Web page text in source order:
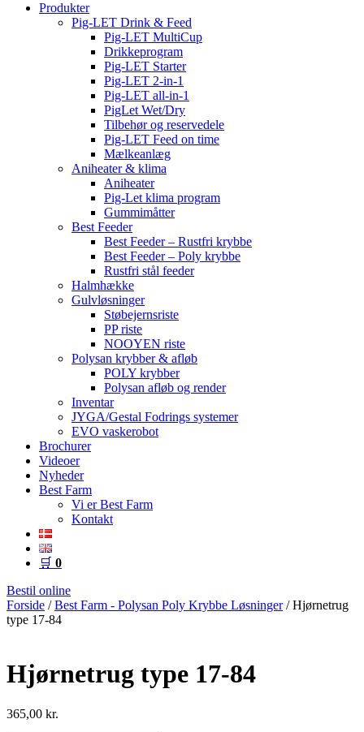
Produkter
Pig-LET Drink & Feed
Pig-LET MultiCup
Drikkeprogram
Pig-LET Starter
Pig-LET 2-in-1
Pig-LET all-in-1
PigLet Wet/Dry
Tilbehør og reservedele
Pig-LET Feed on time
Mælkeanlæg
Aniheater & klima
Aniheater
Pig-Let klima program
Gummimåtter
Best Feeder
Best Feeder – Rustfri krybbe
Best Feeder – Poly krybbe
Rustfri stål feeder
Halmhække
Gulvløsninger
Støbejernsriste
PP riste
NOOYEN riste
Polysan krybber & afløb
POLY krybber
Polysan afløb og render
Inventar
JYGA/Gestal Fodrings systemer
EVO vaskerobot
Brochurer
Videoer
Nyheder
Best Farm
Vi er Best Farm
Kontakt
🛒 0
Bestil online
Forside /Best Farm - Polysan Poly Krybbe Løsninger/ Hjørnetrug
type 17-84
Hjørnetrug type 17-84
365,00 kr.